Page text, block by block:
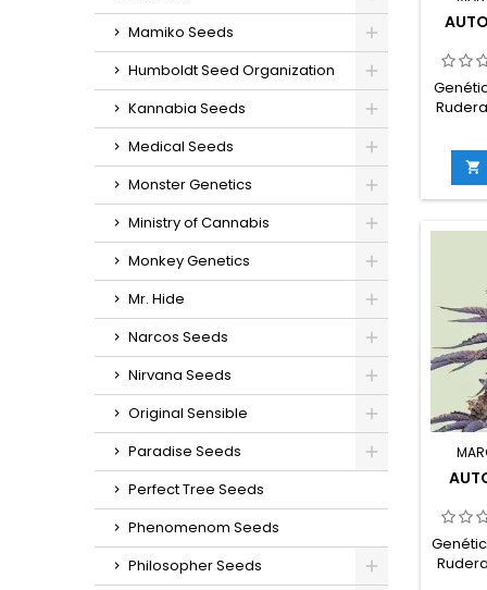
Mamiko Seeds
Humboldt Seed Organization
Kannabia Seeds
Medical Seeds
Monster Genetics
Ministry of Cannabis
Monkey Genetics
Mr. Hide
Narcos Seeds
Nirvana Seeds
Original Sensible
Paradise Seeds
Perfect Tree Seeds
Phenomenom Seeds
Philosopher Seeds
en
